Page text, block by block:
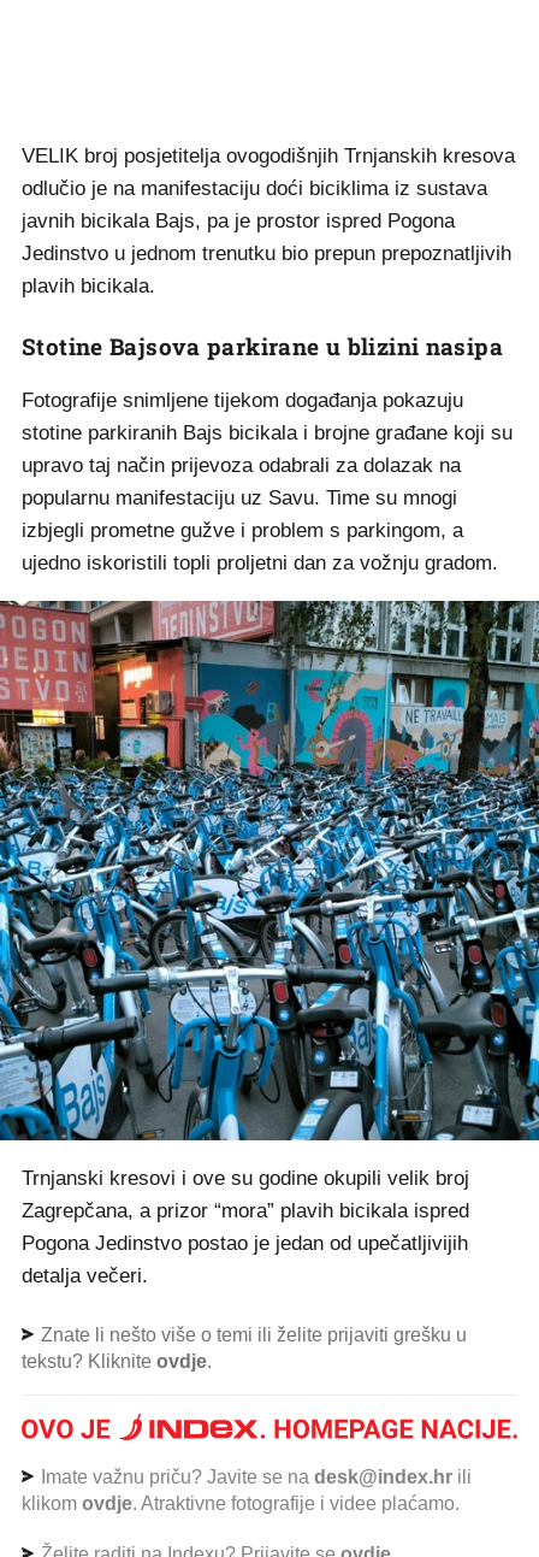
VELIK broj posjetitelja ovogodišnjih Trnjanskih kresova
odlučio je na manifestaciju doći biciklima iz sustava
javnih bicikala Bajs, pa je prostor ispred Pogona
Jedinstvo u jednom trenutku bio prepun prepoznatljivih
plavih bicikala.
Stotine Bajsova parkirane u blizini nasipa
Fotografije snimljene tijekom događanja pokazuju
stotine parkiranih Bajs bicikala i brojne građane koji su
upravo taj način prijevoza odabrali za dolazak na
popularnu manifestaciju uz Savu. Time su mnogi
izbjegli prometne gužve i problem s parkingom, a
ujedno iskoristili topli proljetni dan za vožnju gradom.
Trnjanski kresovi i ove su godine okupili velik broj
Zagrepčana, a prizor “mora” plavih bicikala ispred
Pogona Jedinstvo postao je jedan od upečatljivijih
detalja večeri.
Znate li nešto više o temi ili želite prijaviti grešku u
tekstu? Kliknite ovdje.
Imate važnu priču? Javite se na desk@index.hr ili
klikom ovdje. Atraktivne fotografije i videe plaćamo.